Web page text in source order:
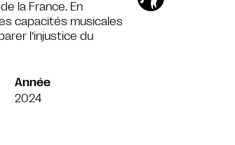
la France. En
capacités musicales
l’injustice du
Année
2024